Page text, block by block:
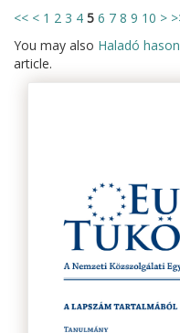
<< < 1 2 3 4 5 6 7 8 9 10 >
You may also Haladó
article.